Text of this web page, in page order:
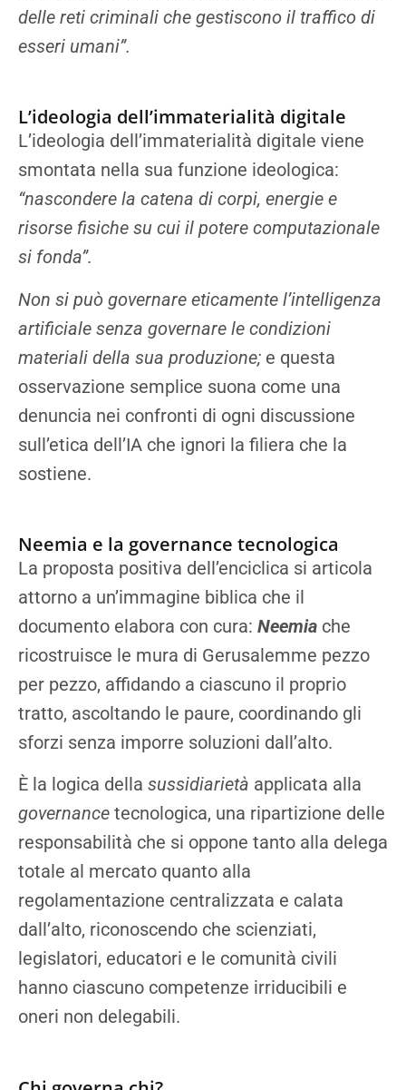
delle reti criminali che gestiscono il traffico di
esseri umani”.
L’ideologia dell’immaterialità digitale
L’ideologia dell’immaterialità digitale viene
smontata nella sua funzione ideologica:
“nascondere la catena di corpi, energie e
risorse fisiche su cui il potere computazionale
si fonda”.
Non si può governare eticamente l’intelligenza
artificiale senza governare le condizioni
materiali della sua produzione; e questa
osservazione semplice suona come una
denuncia nei confronti di ogni discussione
sull’etica dell’IA che ignori la filiera che la
sostiene.
Neemia e la governance tecnologica
La proposta positiva dell’enciclica si articola
attorno a un’immagine biblica che il
documento elabora con cura: Neemia che
ricostruisce le mura di Gerusalemme pezzo
per pezzo, affidando a ciascuno il proprio
tratto, ascoltando le paure, coordinando gli
sforzi senza imporre soluzioni dall’alto.
È la logica della sussidiarietà applicata alla
governance tecnologica, una ripartizione delle
responsabilità che si oppone tanto alla delega
totale al mercato quanto alla
regolamentazione centralizzata e calata
dall’alto, riconoscendo che scienziati,
legislatori, educatori e le comunità civili
hanno ciascuno competenze irriducibili e
oneri non delegabili.